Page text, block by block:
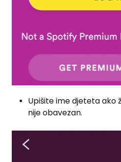
Upišite ime djeteta ako
nije obavezan.